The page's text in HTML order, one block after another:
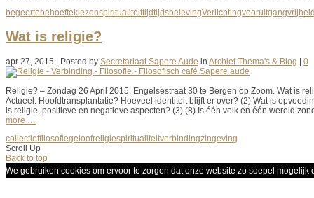
begeertebehoeftekiezenspiritualiteittijdtijdsbelevingVerlichtingvooruitgang
Wat is religie?
apr 27, 2015 | Posted by Secretariaat Sapere Aude in Archief Thema's & Blog 0
Religie? – Zondag 26 April 2015, Engelsestraat 30 te Bergen op Zoom. Wat is
Actueel: Hoofdtransplantatie? Hoeveel identiteit blijft er over? (2) Wat is
is religie, positieve en negatieve aspecten? (3) (8) Is één volk en één wereld
more …
collectieffilosofiegeloofreligiespiritualiteitverbindingzingeving
Scroll Up
Back to top
We gebruiken cookies om ervoor te zorgen dat onze website zo soepel